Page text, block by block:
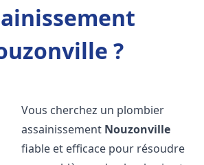
?
Vous cherchez un plombier
assainissement Nouzonville
fiable et efficace pour résoudre